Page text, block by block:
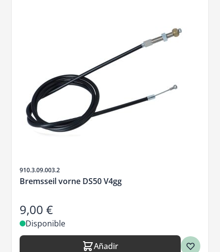
SKU
910.3.09.003.2
Bremsseil vorne DS50 V4gg
9,00 €
Disponible
Añadir